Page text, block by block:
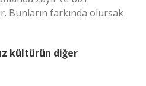
Bunların farkında olursak
kültürün diğer